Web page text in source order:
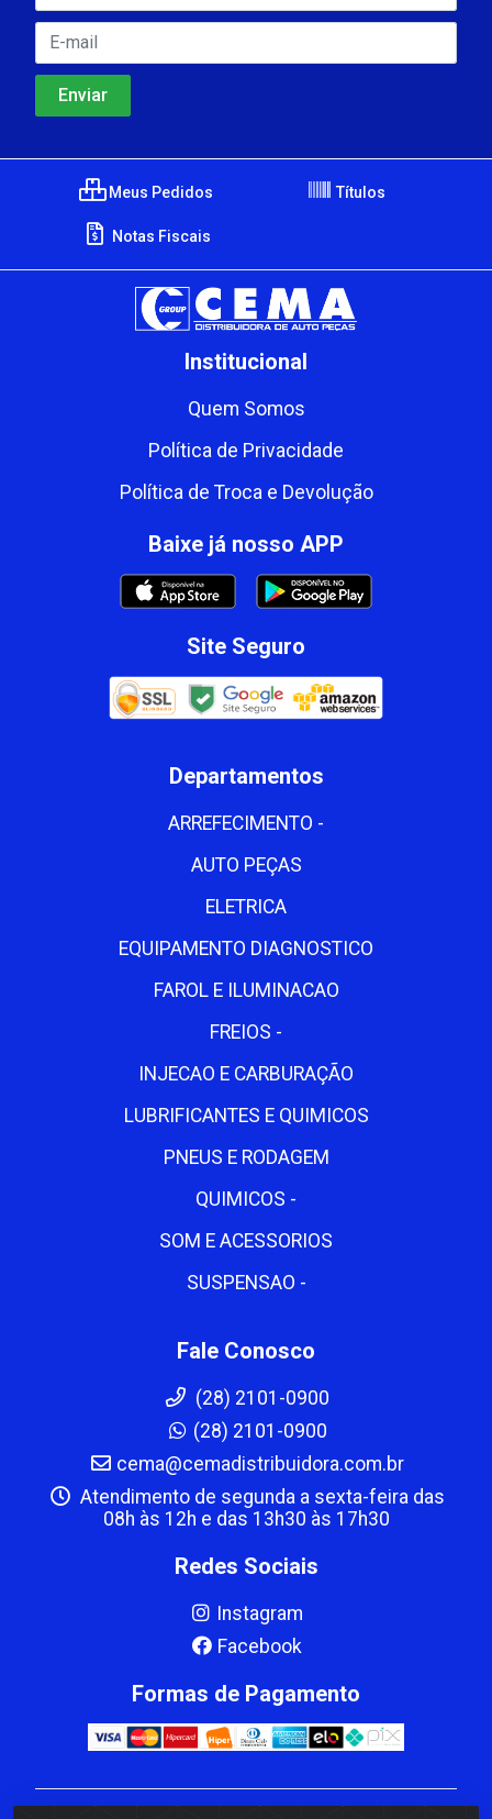
Meus Pedidos Títulos
Notas Fiscais
Institucional
Quem Somos
Política de Privacidade
Política de Troca e Devolução
Baixe já nosso APP
Site Seguro
Departamentos
ARREFECIMENTO -
AUTO PEÇAS
ELETRICA
EQUIPAMENTO DIAGNOSTICO
FAROL E ILUMINACAO
FREIOS -
INJECAO E CARBURAÇÃO
LUBRIFICANTES E QUIMICOS
PNEUS E RODAGEM
QUIMICOS -
SOM E ACESSORIOS
SUSPENSAO -
Fale Conosco
(28) 2101-0900
(28) 2101-0900
cema@cemadistribuidora.com.br
Atendimento de segunda a sexta-feira das
08h às 12h e das 13h30 às 17h30
Redes Sociais
Instagram
Facebook
Formas de Pagamento